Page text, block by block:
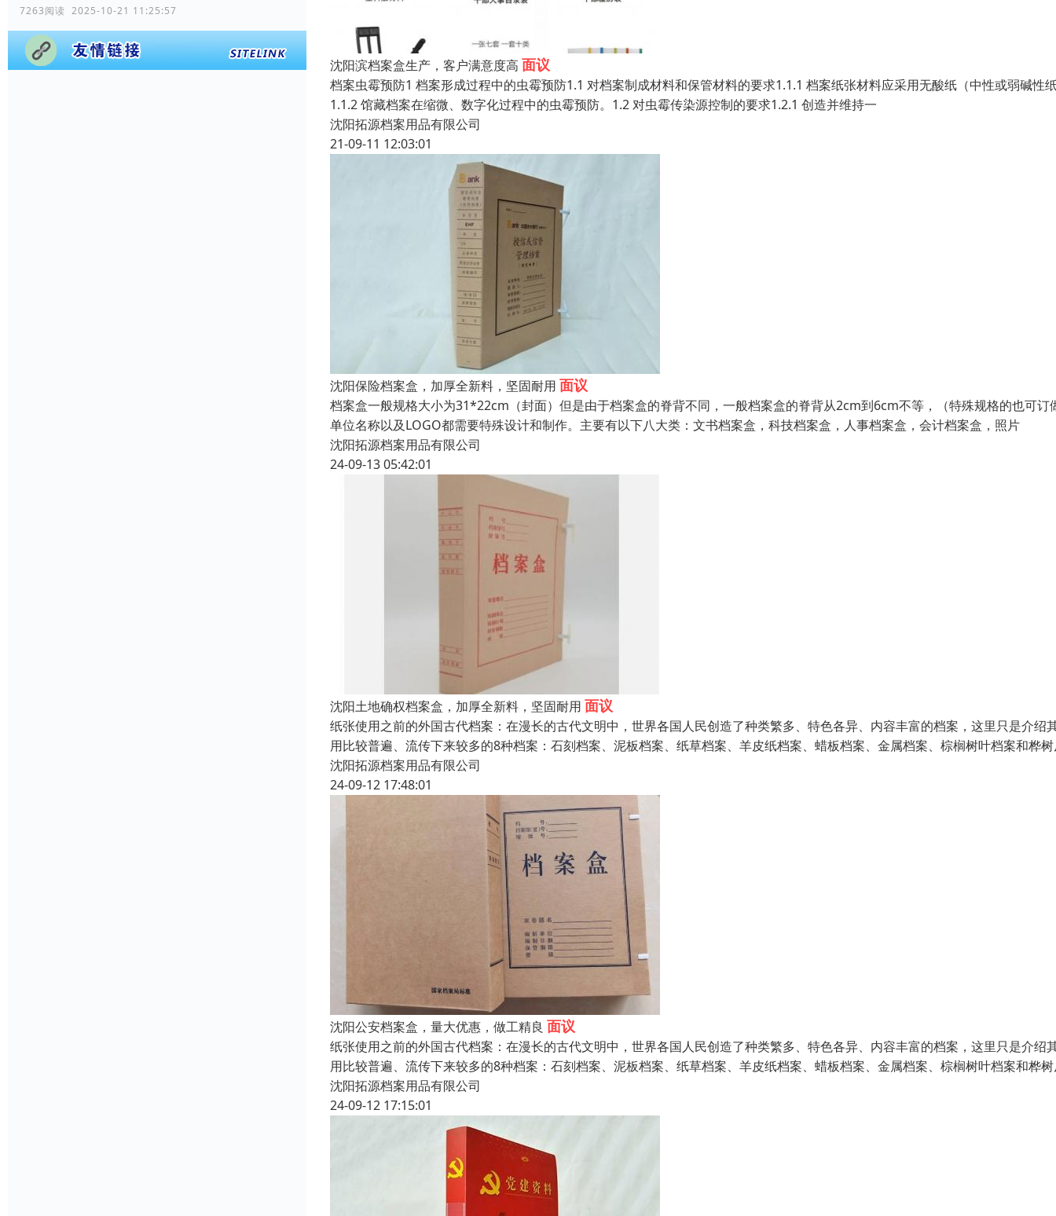
7263阅读 2025-10-21 11:25:57
沈阳滨档案盒生产，客户满意度高 面议
档案虫霉预防1 档案形成过程中的虫霉预防1.1 对档案制成材料和保管材料的要求1.1.1 档案纸张材料应采用无酸纸（中性或弱碱性
1.1.2 馆藏档案在缩微、数字化过程中的虫霉预防。1.2 对虫霉传染源控制的要求1.2.1 创造并维持一
沈阳拓源档案用品有限公司
21-09-11 12:03:01
沈阳保险档案盒，加厚全新料，坚固耐用 面议
档案盒一般规格大小为31*22cm（封面）但是由于档案盒的脊背不同，一般档案盒的脊背从2cm到6cm不等，（特殊规格的也可订
单位名称以及LOGO都需要特殊设计和制作。主要有以下八大类：文书档案盒，科技档案盒，人事档案盒，会计档案盒，照片
沈阳拓源档案用品有限公司
24-09-13 05:42:01
沈阳土地确权档案盒，加厚全新料，坚固耐用 面议
纸张使用之前的外国古代档案：在漫长的古代文明中，世界各国人民创造了种类繁多、特色各异、内容丰富的档案，这里只是介绍
用比较普遍、流传下来较多的8种档案：石刻档案、泥板档案、纸草档案、羊皮纸档案、蜡板档案、金属档案、棕榈树叶档案和桦
沈阳拓源档案用品有限公司
24-09-12 17:48:01
沈阳公安档案盒，量大优惠，做工精良 面议
纸张使用之前的外国古代档案：在漫长的古代文明中，世界各国人民创造了种类繁多、特色各异、内容丰富的档案，这里只是介绍
用比较普遍、流传下来较多的8种档案：石刻档案、泥板档案、纸草档案、羊皮纸档案、蜡板档案、金属档案、棕榈树叶档案和桦
沈阳拓源档案用品有限公司
24-09-12 17:15:01